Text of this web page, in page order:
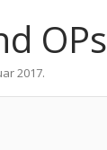
OPs
2017.